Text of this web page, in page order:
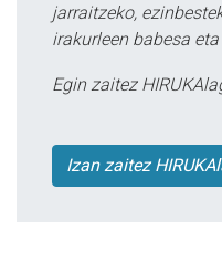
jarraitzeko,
irakurleen babesa
Egin zaitez
Izan zaitez